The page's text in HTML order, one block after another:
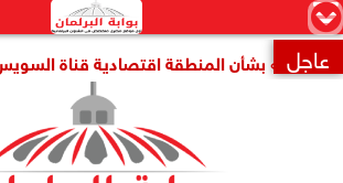
×


 عاجل
بشأن المنطقة اقتصادية قناة السويس